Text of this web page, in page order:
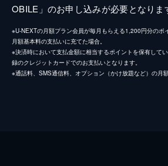
OBILE」のお申し込みが必要となりま
※U-NEXTの月額プラン会員が毎月もらえる1,200円分のポ
月額基本料の支払いに充てた場合。
※決済時において支払金額に相当するポイントを保有して
録のクレジットカードでのお支払いとなります。
※通話料、SMS通信料、オプション（かけ放題など）の月